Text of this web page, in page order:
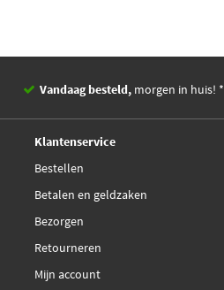
Vandaag besteld, morgen in huis! *
Klantenservice
Bestellen
Betalen en geldzaken
Bezorgen
Retourneren
Mijn account